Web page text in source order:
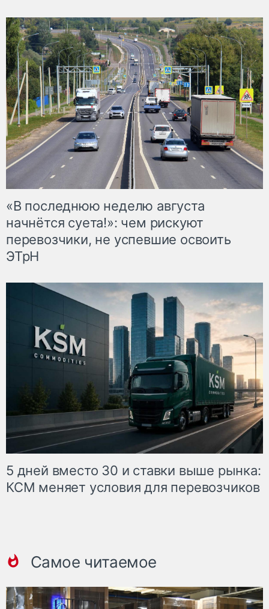
«В последнюю неделю августа
начнётся суета!»: чем рискуют
перевозчики, не успевшие освоить
ЭТрН
5 дней вместо 30 и ставки выше рынка:
КСМ меняет условия для перевозчиков
Самое читаемое